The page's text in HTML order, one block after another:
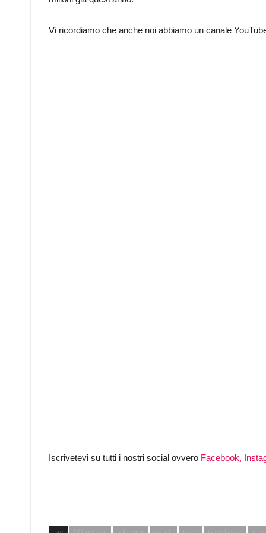
Vi ricordiamo che anche noi abbiamo un canale
Iscrivetevi su tutti i nostri social ovvero Facebook,